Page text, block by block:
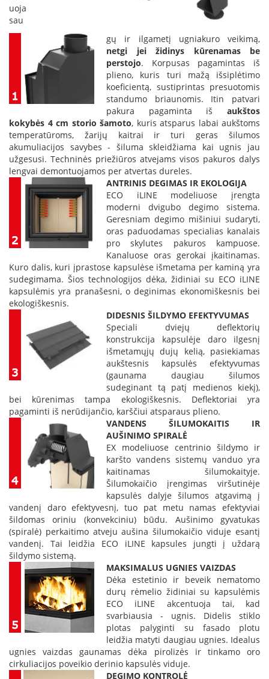
d
i
n
e
l
ė
s
Ž
i
s
t
k
l
a
i
č
i
u
i
a
u
s
t
i
k
l
i
k
a
s
uoja
sau
gų ir ilgametį ugniakuro veikimą,
netgi jei židinys kūrenamas be
perstojo. Korpusas pagamintas iš
plieno, kuris turi mažą išsiplėtimo
koeficientą, sustiprintas presuotomis
standumo briaunomis. Itin patvari
pakura pagaminta iš aukštos
kokybės 4 cm storio šamoto, kuris atsparus labai aukštoms
temperatūroms, žarijų kaitrai ir turi geras šilumos
akumuliacijos savybes - šiluma skleidžiama kai ugnis jau
užgesusi. Techninės priežiūros atvejams visos pakuros dalys
lengvai demontuojamos per atvertas dureles.
ANTRINIS DEGIMAS IR EKOLOGIJA
ECO iLINE modeliuose įrengta
moderni dvigubo degimo sistema.
Geresniam degimo mišiniui sudaryti,
oras paduodamas specialias kanalais
pro skylutes pakuros kampuose.
Kanaluose oras gerokai įkaitinamas.
Kuro dalis, kuri įprastose kapsulėse išmetama per kaminą yra
sudegimama. Šios technologijos dėka, židiniai su ECO iLINE
kapsulėmis yra pranašesni, o deginimas ekonomiškesnis bei
ekologiškesnis.
DIDESNIS ŠILDYMO EFEKTYVUMAS
Speciali dviejų deflektorių
konstrukcija kapsulėje daro ilgesnį
išmetamųjų dujų kelią, pasiekiamas
aukštesnis kapsulės efektyvumas
(gaunama daugiau šilumos
sudeginant tą patį medienos kiekį),
bei kūrenimas tampa ekologiškesnis. Deflektoriai yra
pagaminti iš nerūdijančio, karščiui atsparaus plieno.
VANDENS ŠILUMOKAITIS IR
AUŠINIMO SPIRALĖ
EX modeliuose centrinio šildymo ir
karšto vandens sistemų vanduo yra
kaitinamas šilumokaityje.
Šilumokaičio įrengimas viršutinėje
kapsulės dalyje šilumos atgavimą į
vandenį daro efektyvesnį, tuo pat metu namas efektyviai
šildomas oriniu (konvekciniu) būdu. Aušinimo gyvatukas
(spiralė) perkaitimo atveju aušina šilumokaičio viduje esantį
vandenį. Tai leidžia ECO iLINE kapsules jungti į uždarą
šildymo sistemą.
MAKSIMALUS UGNIES VAIZDAS
Dėka estetinio ir beveik nematomo
durų rėmelio židiniai su kapsulėmis
ECO iLINE akcentuoja tai, kad
svarbiausia - ugnis. Didelis stiklo
plotas palyginti su fasado plotu
leidžia matyti daugiau ugnies. Idealus
ugnies vaizdas gaunamas dėka pirolizės ir tinkamo oro
cirkuliacijos poveikio derinio kapsulės viduje.
DEGIMO KONTROLĖ